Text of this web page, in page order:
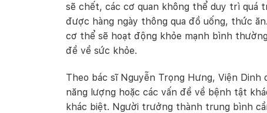
sẽ chết, các cơ quan không thể duy trì quá
được hàng ngày thông qua đồ uống, thức
cơ thể sẽ hoạt động khỏe mạnh bình
đề về sức khỏe.
Theo bác sĩ Nguyễn Trọng Hưng, Viện Dinh
năng lượng hoặc các vấn đề về bệnh tật
khác biệt. Người trưởng thành trung bình